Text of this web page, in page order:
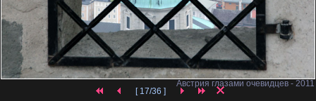
Австрия глазами очевидцев - 2011
[ 17/36 ]